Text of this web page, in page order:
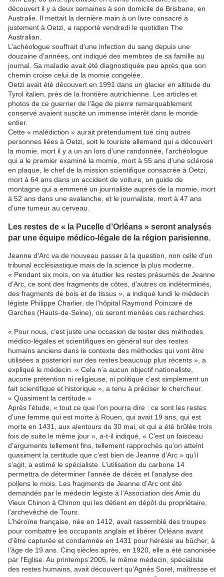
découvert il y a deux semaines à son domicile de Brisbane, en
Australie. Il mettait la dernière main à un livre consacré à
justement à Oetzi, a rapporté vendredi le quotidien The
Australian.
L’achéologue souffrait d’une infection du sang depuis une
douzaine d’années, ont indiqué des membres de sa famille au
journal. Sa maladie avait été diagnostiquée peu après que son
chemin croise celui de la momie congelée.
Oetzi avait été découvert en 1991 dans un glacier en altitude du
Tyrol italien, près de la frontière autrichienne. Les articles et
photos de ce guerrier de l’âge de pierre remarquablement
conservé avaient suscité un immense intérêt dans le monde
entier.
Cette « malédiction » aurait prétendument tué cinq autres
personnes liées à Oetzi, soit le touriste allemand qui a découvert
la momie, mort il y a un an lors d’une randonnée, l’archéologue
qui a le premier examiné la momie, mort à 55 ans d’une sclérose
en plaque, le chef de la mission scientifique consacrée à Oetzi,
mort à 64 ans dans un accident de voiture, un guide de
montagne qui a emmené un journaliste auprès de la momie, mort
à 52 ans dans une avalanche, et le journaliste, mort à 47 ans
d’une tumeur au cerveau.
Les restes de « la Pucelle d’Orléans » seront analysés
par une équipe médico-légale de la région parisienne.
Jeanne d’Arc va de nouveau passer à la question, non celle d’un
tribunal ecclésiastique mais de la science la plus moderne.
« Pendant six mois, on va étudier les restes présumés de Jeanne
d’Arc, ce sont des fragments de côtes, d’autres os indéterminés,
des fragments de bois et de tissus », a indiqué lundi le médecin
légiste Philippe Charlier, de l’hôpital Raymond Poincaré de
Garches (Hauts-de-Seine), où seront menées ces recherches.
« Pour nous, c’est juste une occasion de tester des méthodes
médico-légales et scientifiques en général sur des restes
humains anciens dans le contexte des méthodes qui vont être
utilisées a posteriori sur des restes beaucoup plus récents », a
expliqué le médecin. « Cela n’a aucun objectif nationaliste,
aucune prétention ni religieuse, ni politique c’est simplement un
fait scientifique et historique », a tenu à préciser le chercheur.
« Quasiment la certitude »
Après l’étude, « tout ce que l’on pourra dire : ce sont les restes
d’une femme qui est morte à Rouen, qui avait 19 ans, qui est
morte en 1431, aux alentours du 30 mai, et qui a été brûlée trois
fois de suite le même jour », a-t-il indiqué. « C’est un faisceau
d’arguments tellement fins, tellement rapprochés qu’on atteint
quasiment la certitude que c’est bien de Jeanne d’Arc » qu’il
s’agit, a estimé le spécialiste. L’utilisation du carbone 14
permettra de déterminer l’année de décès et l’analyse des
pollens le mois. Les fragments de Jeanne d’Arc ont été
demandés par le médecin légiste à l’Association des Amis du
Vieux Chinon à Chinon qui les détient en dépôt du propriétaire,
l’archevêché de Tours.
L’héroïne française, née en 1412, avait rassemblé des troupes
pour combattre les occupants anglais et libérer Orléans avant
d’être capturée et condamnée en 1431 pour hérésie au bûcher, à
l’âge de 19 ans. Cinq siècles après, en 1920, elle a été canonisée
par l’Eglise. Au printemps 2005, le même médecin, spécialiste
des restes humains, avait découvert qu’Agnès Sorel, maîtresse et